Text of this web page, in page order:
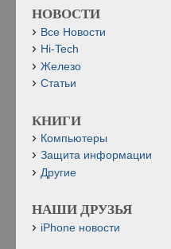
НОВОСТИ
Все Новости
Hi-Tech
Железо
Статьи
КНИГИ
Компьютеры
Защита информации
Другие
НАШИ ДРУЗЬЯ
iPhone новости